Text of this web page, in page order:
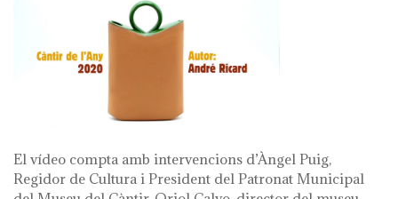
El vídeo compta amb intervencions d’Àngel Puig,
Regidor de Cultura i President del Patronat Municipal